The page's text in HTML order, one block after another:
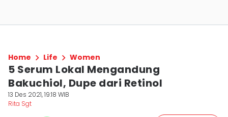
Home Life Women
5 Serum Lokal Mengandung
Bakuchiol, Dupe dari Retinol
13 Des 2021, 19:18 WIB
Rita Sgt